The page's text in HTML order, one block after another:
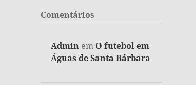
Comentários
Admin em O futebol em
Águas de Santa Bárbara